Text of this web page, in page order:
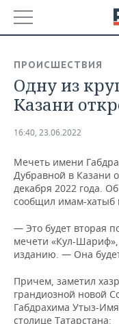
БАШКОРТОСТАН
ТАТАРСТАН
НОВОСТИ
АНАЛИТИКА
ДЕКЛАРАЦИИ О
КОРОЛИ
ВУЗЫ ТАТАРСТАНА
ТОРГОВЫЕ
ТАТАРСТАНА
НОВОСТИ
ФИНАНСЫ
БАНКИ
ИНВЕСТИЦИИ
НОВОСТИ
АГРОПРОМ
НЕФТЕХИМИЯ
НЕДВИЖИМОСТЬ
НОВОСТИ
АВТО
НОВОСТИ
ТЕХНОЛОГИИ
ПРОИСШЕСТВИЯ
Одну из
Казани
16:40, 23.06.2022
Мечеть имени
Дубравной в Казани
декабря 2022 года.
сообщил имам-хатыб
— Это будет вторая
мечети «Кул-
изданию. — Она
Причем, заметил
грандиозной новой
Габдрахима Утыз-
столице Татарстана: